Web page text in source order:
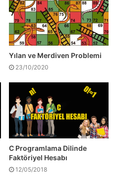
Yılan ve Merdiven Problemi
23/10/2020
C Programlama Dilinde
Faktöriyel Hesabı
12/05/2018